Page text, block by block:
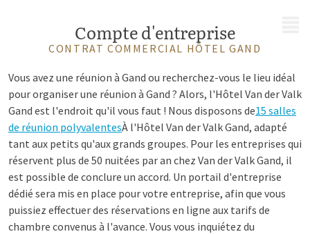
Compte d'entreprise
CONTRAT COMMERCIAL HÔTEL GAND
Vous avez une réunion à Gand ou recherchez-vous le lieu idéal
pour organiser une réunion à Gand ? Alors, l'Hôtel Van der Valk
Gand est l'endroit qu'il vous faut ! Nous disposons de15 salles
de réunion polyvalentesÀ l'Hôtel Van der Valk Gand, adapté
tant aux petits qu'aux grands groupes. Pour les entreprises qui
réservent plus de 50 nuitées par an chez Van der Valk Gand, il
est possible de conclure un accord. Un portail d'entreprise
dédié sera mis en place pour votre entreprise, afin que vous
puissiez effectuer des réservations en ligne aux tarifs de
chambre convenus à l'avance. Vous vous inquiétez du